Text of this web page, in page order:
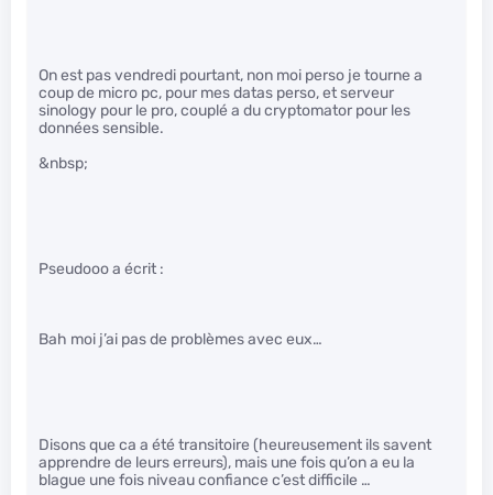
On est pas vendredi pourtant, non moi perso je tourne a
coup de micro pc, pour mes datas perso, et serveur
sinology pour le pro, couplé a du cryptomator pour les
données sensible.
&nbsp;
Pseudooo a écrit :
Bah moi j’ai pas de problèmes avec eux…
Disons que ca a été transitoire (heureusement ils savent
apprendre de leurs erreurs), mais une fois qu’on a eu la
blague une fois niveau confiance c’est difficile …